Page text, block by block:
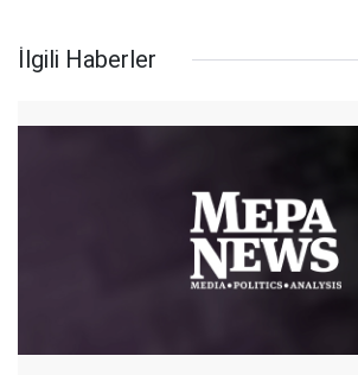
İlgili Haberler